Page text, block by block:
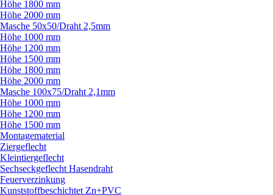
Höhe 1800 mm
Höhe 2000 mm
Masche 50x50/Draht 2,5mm
Höhe 1000 mm
Höhe 1200 mm
Höhe 1500 mm
Höhe 1800 mm
Höhe 2000 mm
Masche 100x75/Draht 2,1mm
Höhe 1000 mm
Höhe 1200 mm
Höhe 1500 mm
Montagematerial
Ziergeflecht
Kleintiergeflecht
Sechseckgeflecht Hasendraht
Feuerverzinkung
Kunststoffbeschichtet Zn+PVC